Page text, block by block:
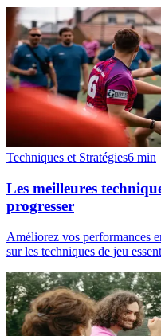
Techniques et Stratégies6 min
Les meilleures
progresser
Améliorez vos performances
sur les techniques de jeu